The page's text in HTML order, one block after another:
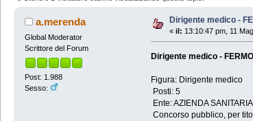
a.merenda
Global Moderator
Scrittore del Forum
Post: 1.988
Sesso:
Dirigente medico -
« il: 13:10:47 pm, 11
Dirigente medico -
Figura: Dirigente medico
Posti: 5
Ente: AZIENDA
Concorso pubblico, per